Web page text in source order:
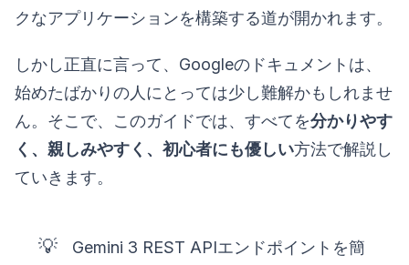
クなアプリケーションを構築する道が開かれます。
しかし正直に言って、Googleのドキュメントは、
始めたばかりの人にとっては少し難解かもしれませ
ん。そこで、このガイドでは、すべてを分かりやす
く、親しみやすく、初心者にも優しい方法で解説し
ていきます。
💡
Gemini 3 REST APIエンドポイントを簡